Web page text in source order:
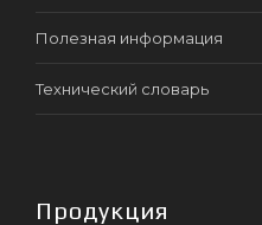
Полезная информация
Технический словарь
Продукция